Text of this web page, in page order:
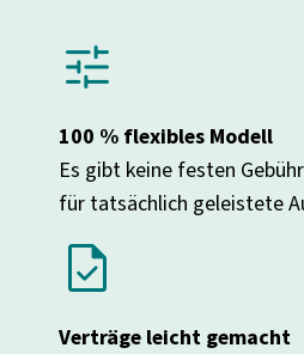
tune
100 % flexibles Modell
Es gibt keine festen
für tatsächlich geleistete
task
Verträge leicht gemacht